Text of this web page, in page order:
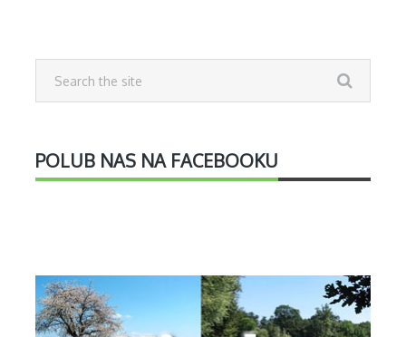
POLUB NAS NA FACEBOOKU